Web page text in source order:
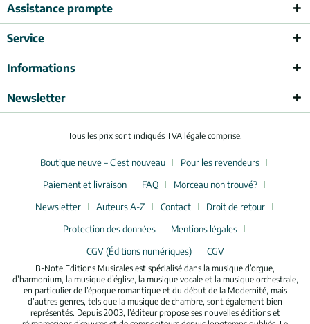
Assistance prompte
Service
Informations
Newsletter
Tous les prix sont indiqués TVA légale comprise.
Boutique neuve – C'est nouveau
Pour les revendeurs
Paiement et livraison
FAQ
Morceau non trouvé?
Newsletter
Auteurs A-Z Contact
Droit de retour
Protection des données
Mentions légales
CGV (Éditions numériques)
CGV
B-Note Editions Musicales est spécialisé dans la musique d’orgue,
d’harmonium, la musique d’église, la musique vocale et la musique orchestrale,
en particulier de l’époque romantique et du début de la Modernité, mais
d’autres genres, tels que la musique de chambre, sont également bien
représentés. Depuis 2003, l’éditeur propose ses nouvelles éditions et